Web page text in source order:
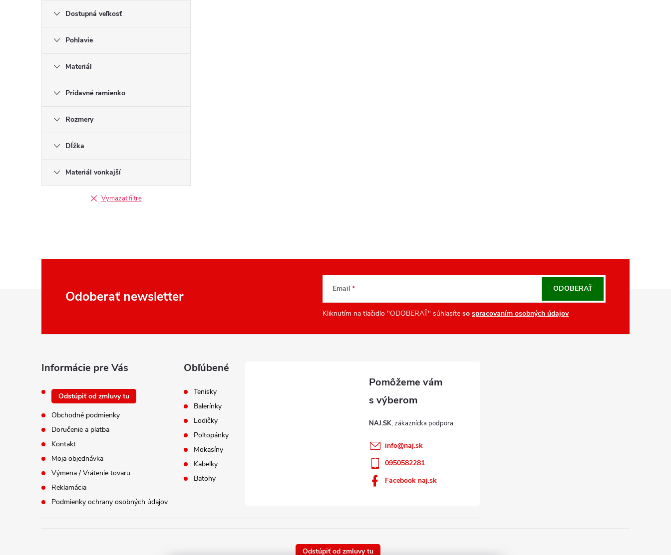
Dostupná veľkosť
Pohlavie
Materiál
Prídavné ramienko
Rozmery
Dĺžka
Materiál vonkajší
Vymazať filtre
Odoberať newsletter Email
Kliknutím na tlačidlo "ODOBERAŤ" súhlasíte so spracovaním osobných údajov
ODOBERAŤ
Informácie pre Vás
Odstúpiť od zmluvy tu
Obchodné podmienky
Doručenie a platba
Kontakt
Moja objednávka
Výmena / Vrátenie tovaru
Reklamácia
Podmienky ochrany osobných údajov
Obľúbené
Tenisky
Balerínky
Lodičky
Poltopánky
Mokasíny
Kabelky
Batohy
NAJ.SK
info@naj.sk
0950582281
Facebook naj.sk
Odstúpiť od zmluvy tu